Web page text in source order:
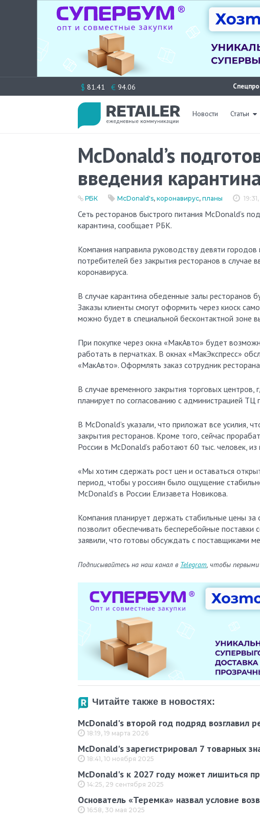
к
$ 81.41 € 94.06
Новости Статьи
McDonald’s
введения
РБК McDonald's, коронавирус, планы
Сеть ресторанов быстрого питания McDonald’s подготовила план работы в России в случае введения
карантина, сообщает РБК.
Компания направила руководству девяти
потребителей без закрытия ресторанов в случае
коронавируса.
В случае карантина обеденные залы ресторанов
Заказы клиенты смогут оформить через киоск
можно будет в специальной бесконтактной зоне
При покупке через окна «МакАвто» будет
работать в перчатках. В окнах «МакЭкспресс»
«МакАвто». Оформлять заказ сотрудник
В случае временного закрытия торговых
планирует по согласованию с администрацией
В McDonald’s указали, что приложат все усилия,
закрытия ресторанов. Кроме того, сейчас
России в McDonald’s работают 60 тыс. человек,
«Мы хотим сдержать рост цен и оставаться
период, чтобы у россиян было ощущение
McDonald’s в России Елизавета Новикова.
Компания планирует держать стабильные цены
позволит обеспечивать бесперебойные поставки
заявили, что готовы обсуждать с поставщиками
Подписывайтесь на наш канал в Telegram, чтобы первыми
Читайте также в новостях:
McDonald's второй год подряд возглавил
18:19, 19 марта 2026
McDonald's зарегистрировал 7 товарных
18:41, 10 ноября 2025
McDonald's к 2027 году может лишиться
14:25, 29 сентября 2025
Основатель «Теремка» назвал условие
16:58, 30 мая 2025